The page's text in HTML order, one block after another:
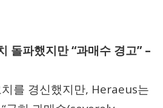
돌파했지만 “과매수 경고” –
를 경신했지만, Heraeus는